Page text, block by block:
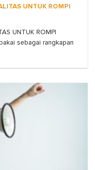
UNTUK ROMPI
UNTUK ROMPI
sebagai rangkapan